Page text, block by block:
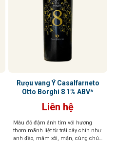
Rượu vang Ý Casalfarneto
Otto Borghi 8 1% ABV*
Liên hệ
Màu đỏ đậm ánh tím với hương
thơm mãnh liệt từ trái cây chín như
anh đào, mâm xôi, mận, cùng chút